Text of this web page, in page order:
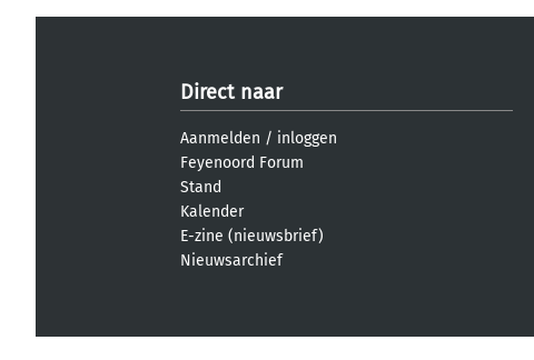
Direct naar
Aanmelden / inloggen
Feyenoord Forum
Stand
Kalender
E-zine (nieuwsbrief)
Nieuwsarchief